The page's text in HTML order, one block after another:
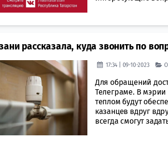
рассказала, куда звонить по
17:34 | 09-10-2023
Для обращений
Телеграме. В мэрии
теплом будут
казанцев вдруг
всегда смогут